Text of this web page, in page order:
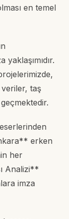
en temel
veriler, taş
erken
her
Analizi**
imza